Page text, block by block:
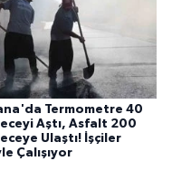
Termometre 40
Aştı, Asfalt 200
Ulaştı! İşçiler
Çalışıyor